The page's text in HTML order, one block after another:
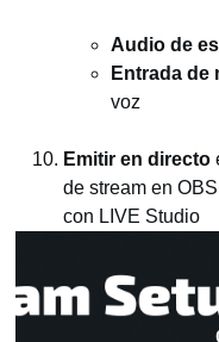
Audio de
Entrada de
voz
Emitir en directo
de stream en
con LIVE Studio